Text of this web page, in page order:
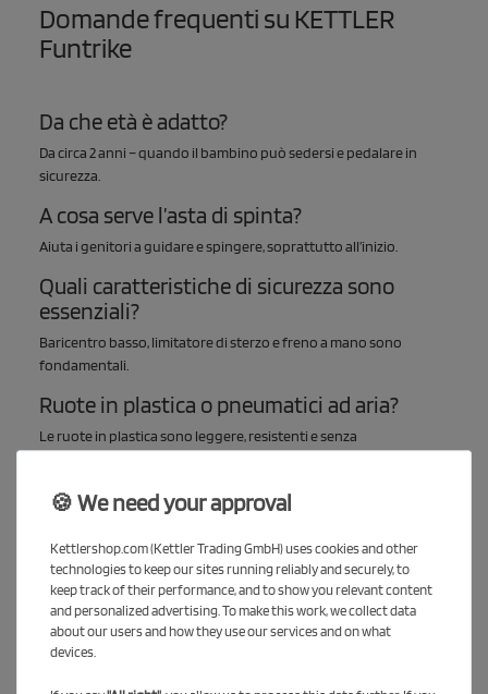
Domande frequenti su KETTLER
Funtrike
Da che età è adatto?
Da circa 2 anni – quando il bambino può sedersi e pedalare in
sicurezza.
A cosa serve l’asta di spinta?
Aiuta i genitori a guidare e spingere, soprattutto all’inizio.
Quali caratteristiche di sicurezza sono
essenziali?
Baricentro basso, limitatore di sterzo e freno a mano sono
fondamentali.
Ruote in plastica o pneumatici ad aria?
Le ruote in plastica sono leggere, resistenti e senza
Fino a che età si può usare?
5 anni.
Consegna in kit per montaggio. Attrezzi non inclusi. Immagini
indicative – il prodotto può essere soggetto a miglioramenti
tecnici.
🍪 We need your approval
Kettlershop.com (Kettler Trading GmbH) uses cookies and other
technologies to keep our sites running reliably and securely, to
keep track of their performance, and to show you relevant content
and personalized advertising. To make this work, we collect data
about our users and how they use our services and on what
devices.